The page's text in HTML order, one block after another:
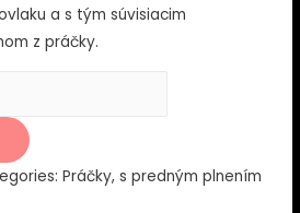
a s tým súvisiacim
z práčky.
Práčky, s predným plnením